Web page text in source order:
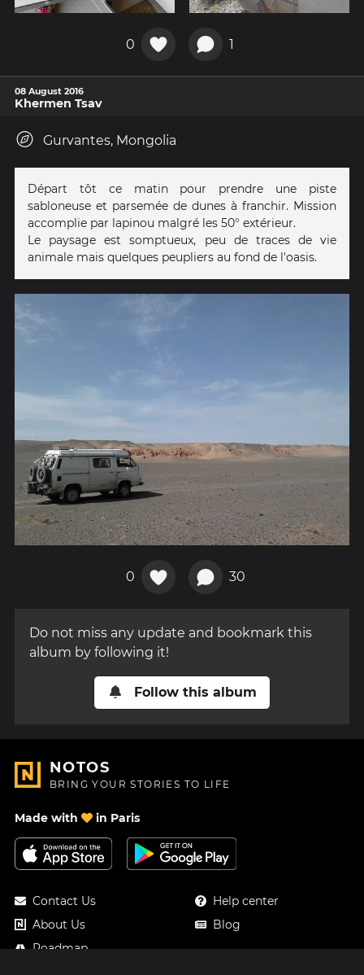
0 1
08 August 2016
Khermen Tsav
Gurvantes, Mongolia
Départ tôt ce matin pour prendre une piste
sabloneuse et parsemée de dunes à franchir. Mission
accomplie par lapinou malgré les 50° extérieur.
Le paysage est somptueux, peu de traces de vie
animale mais quelques peupliers au fond de l'oasis.
0 30
Do not miss any update and bookmark this
album by following it!
Follow this album
NOTOS
BRING YOUR STORIES TO LIFE
Made with in Paris
Contact Us
About Us
Roadmap
Help center
Blog